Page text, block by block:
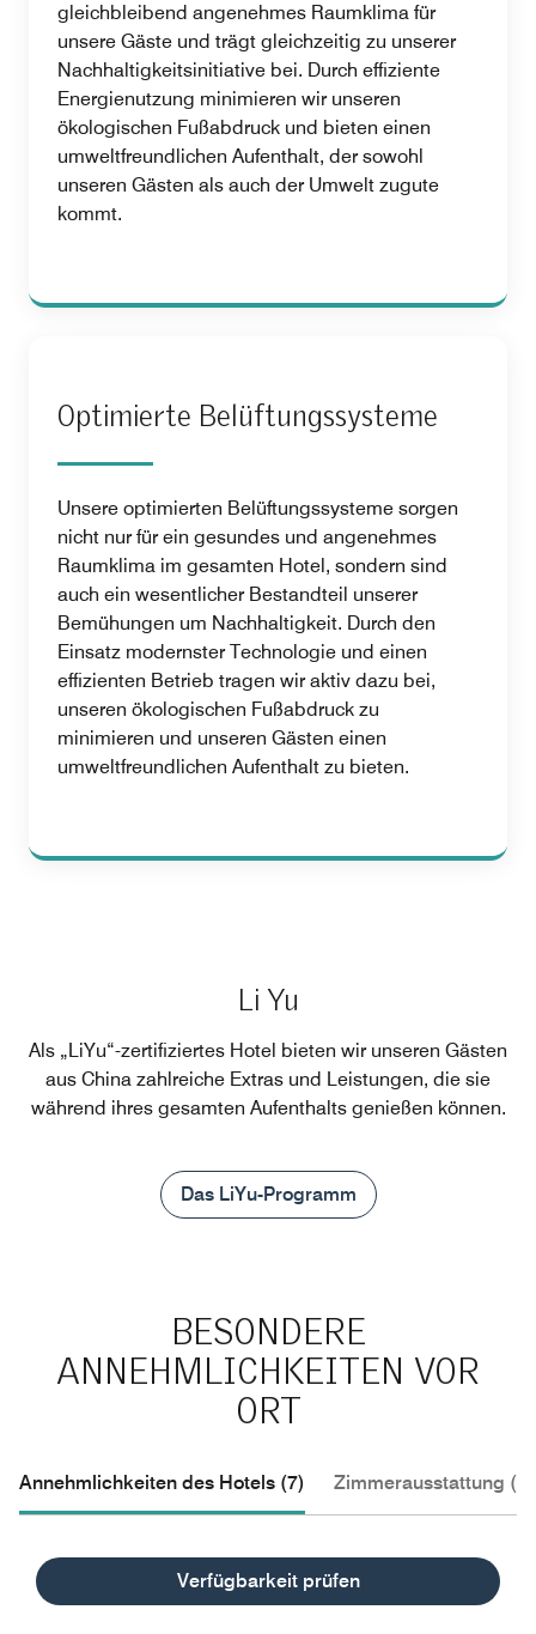
Verfügbarkeit prüfen
gleichbleibend angenehmes Raumklima für
unsere Gäste und trägt gleichzeitig zu unserer
Nachhaltigkeitsinitiative bei. Durch effiziente
Energienutzung minimieren wir unseren
ökologischen Fußabdruck und bieten einen
umweltfreundlichen Aufenthalt, der sowohl
unseren Gästen als auch der Umwelt zugute
kommt.
Optimierte Belüftungssysteme
Unsere optimierten Belüftungssysteme sorgen
nicht nur für ein gesundes und angenehmes
Raumklima im gesamten Hotel, sondern sind
auch ein wesentlicher Bestandteil unserer
Bemühungen um Nachhaltigkeit. Durch den
Einsatz modernster Technologie und einen
effizienten Betrieb tragen wir aktiv dazu bei,
unseren ökologischen Fußabdruck zu
minimieren und unseren Gästen einen
umweltfreundlichen Aufenthalt zu bieten.
Li Yu
Als „LiYu“-zertifiziertes Hotel bieten wir unseren Gästen
aus China zahlreiche Extras und Leistungen, die sie
während ihres gesamten Aufenthalts genießen können.
Das LiYu-Programm
BESONDERE
ANNEHMLICHKEITEN VOR
ORT
Annehmlichkeiten des Hotels (7) Zimmerausstattung (2)
Extras des Hauses vor Ort
Annehmlichkeiten inklusive(2)